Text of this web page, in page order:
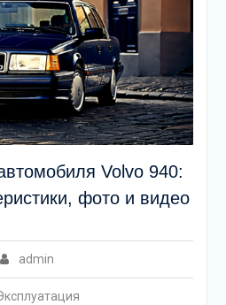
Volvo 940:
фото и видео
admin